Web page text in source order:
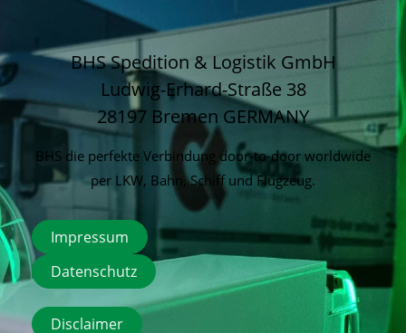
BHS Spedition & Logistik GmbH
Ludwig-Erhard-Straße 38
28197 Bremen GERMANY
BHS die perfekte Verbindung door-to-door worldwide
per LKW, Bahn, Schiff und Flugzeug.
Impressum
Datenschutz
Disclaimer